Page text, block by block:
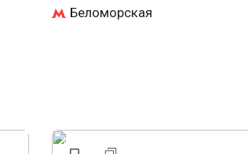
Беломорская